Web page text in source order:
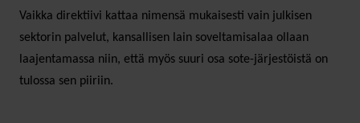
Vaikka direktiivi kattaa nimensä mukaisesti vain julkisen
sektorin palvelut, kansallisen lain soveltamisalaa ollaan
laajentamassa niin, että myös suuri osa sote-järjestöistä on
tulossa sen piiriin.